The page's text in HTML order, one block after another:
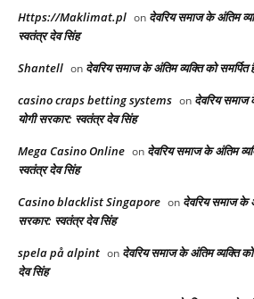
Https://Maklimat.pl on देवरिय समाज के अंतिम
स्वतंत्र देव सिंह
Shantell on देवरिय समाज के अंतिम व्यक्ति को
casino craps betting systems on देवरिय समाज
योगी सरकार: स्वतंत्र देव सिंह
Mega Casino Online on देवरिय समाज के अंतिम
स्वतंत्र देव सिंह
Casino blacklist Singapore on देवरिय समाज के
सरकार: स्वतंत्र देव सिंह
spela på alpint on देवरिय समाज के अंतिम व्यक्ति
देव सिंह